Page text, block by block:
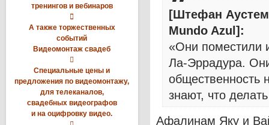
тренингов и вебинаров

А также торжественных
событий
Видеомонтаж свадеб

Специальные цены и
предложения по видеомонтажу,
для телеканалов,
свадебных видеографов
и на оцифровку видео.
[Штефан
Mundo Azul]:
«Они поместили
Ла-Эррадура.
общественность
знают, что
Афалинам Яку и